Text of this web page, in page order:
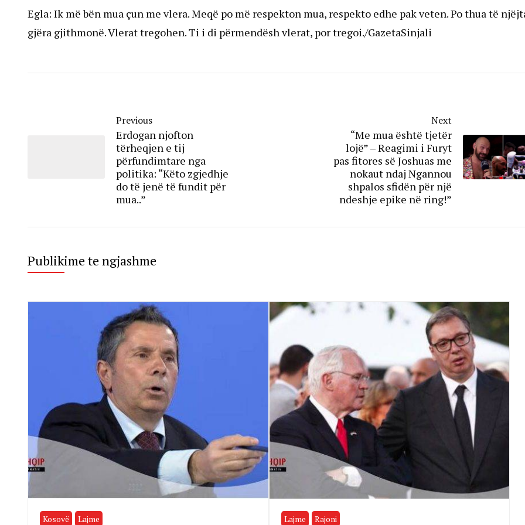
Egla: Ik më bën mua çun me vlera. Meqë po më respekton mua, respekto edhe pak veten. Po thua të
gjëra gjithmonë. Vlerat tregohen. Ti i di përmendësh vlerat, por tregoi./GazetaSinjali
Previous
Erdogan njofton
tërheqjen e tij
përfundimtare nga
politika: “Këto zgjedhje
do të jenë të fundit për
mua..”
Next
“Me mua është tjetër
lojë” – Reagimi i Furyt
pas fitores së Joshuas me
nokaut ndaj Ngannou
shpalos sfidën për një
ndeshje epike në ring!”
Publikime te ngjashme
Kosovë Lajme Lajme Rajoni